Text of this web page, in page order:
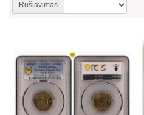
Rūšiavimas